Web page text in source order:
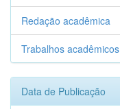
Redação acadêmica
Trabalhos acadêmicos
Data de Publicação